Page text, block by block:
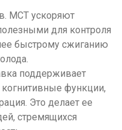
MCT ускоряют
для контроля
быстрому сжиганию
поддерживает
функции,
Это делает ее
стремящихся